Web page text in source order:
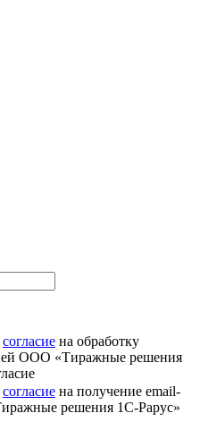
согласие на обработку
ООО «Тиражные решения
согласие на получение email-
решения 1С-Рарус»